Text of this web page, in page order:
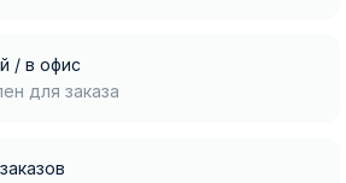
/ в офис
для заказа